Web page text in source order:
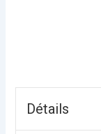
Détails